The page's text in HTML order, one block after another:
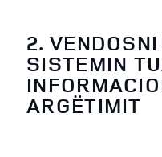
2.
SISTEMIN
ARGËTIMIT